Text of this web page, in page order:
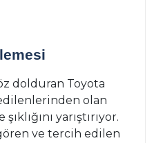
dolduran Toyota
olan
yarıştırıyor.
ve tercih edilen